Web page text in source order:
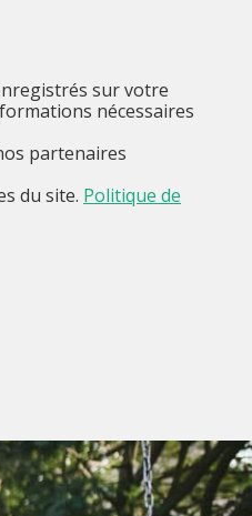
sur votre
nécessaires
partenaires
du site. Politique de